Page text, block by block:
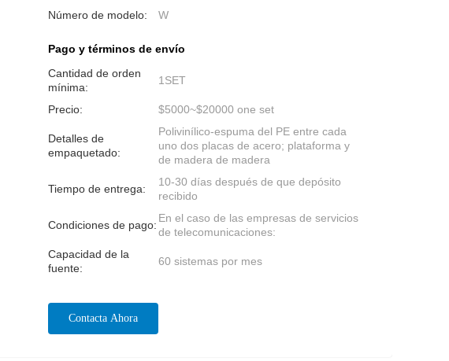
Número de modelo:
W
Pago y términos de envío
Cantidad de orden
mínima:
1SET
Precio: $5000~$20000 one set
Detalles de
empaquetado:
Polivinílico-espuma del PE entre cada
uno dos placas de acero; plataforma y
de madera de madera
Tiempo de entrega:
10-30 días después de que depósito
recibido
Condiciones de pago:
En el caso de las empresas de servicios
de telecomunicaciones:
Capacidad de la
fuente:
60 sistemas por mes
Contacta Ahora